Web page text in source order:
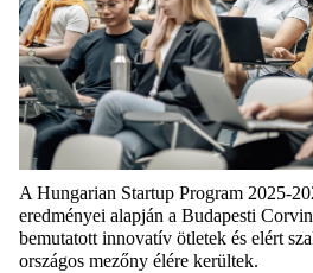
A Hungarian Startup Program 2025-
eredményei alapján a Budapesti
bemutatott innovatív ötletek és elért
országos mezőny élére kerültek.